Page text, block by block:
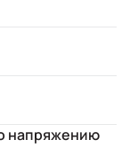
напряжению